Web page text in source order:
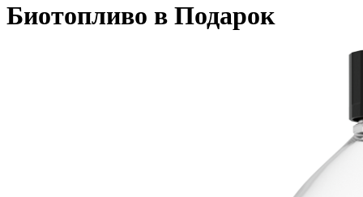
Биотопливо в Подарок